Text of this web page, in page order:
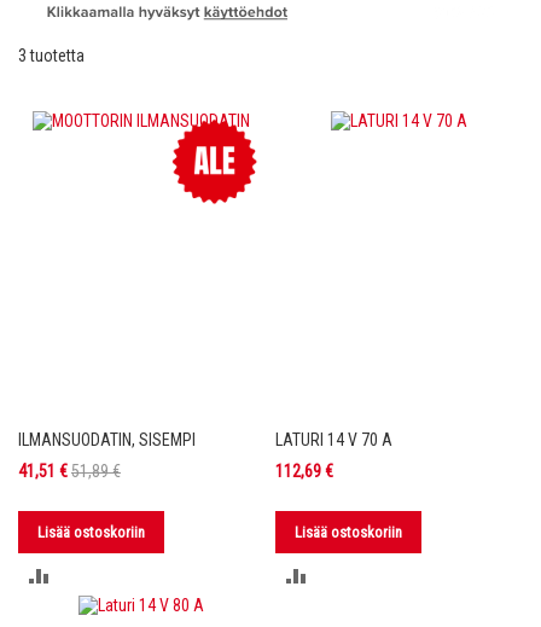
3tuotetta
ILMANSUODATIN, SISEMPI
Tarjoushinta
41,51 €51,89 €
Lisää ostoskoriin
VERTAILUUN
LATURI 14 V 70 A
112,69 €
Lisää ostoskoriin